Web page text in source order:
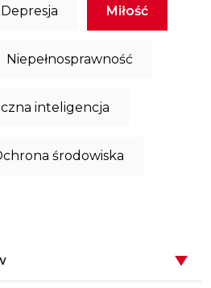
Depresja Miłość
Niepełnosprawność
inteligencja
środowiska